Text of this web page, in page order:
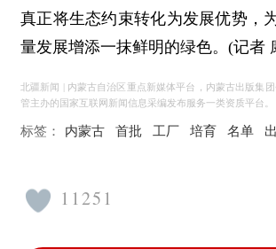
真正将生态约束转化为发展优势，
量发展增添一抹鲜明的绿色。(记者
北疆新闻 | 内蒙古自治区重点新媒体平台，内蒙古出版集
管主办的国家互联网新闻信息采编发布服务一类资质平台。
标签： 内蒙古 首批 工厂 培育 名单
11251